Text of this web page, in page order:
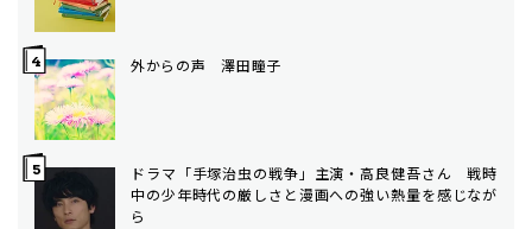
外からの声 澤田瞳子
ドラマ「手塚治虫の戦争」主演・高良健吾さん 戦時
中の少年時代の厳しさと漫画への強い熱量を感じなが
ら